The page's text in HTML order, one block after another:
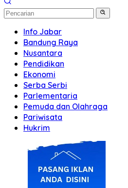
Info Jabar
Bandung Raya
Nusantara
Pendidikan
Ekonomi
Serba Serbi
Parlementaria
Pemuda dan Olahraga
Pariwisata
Hukrim